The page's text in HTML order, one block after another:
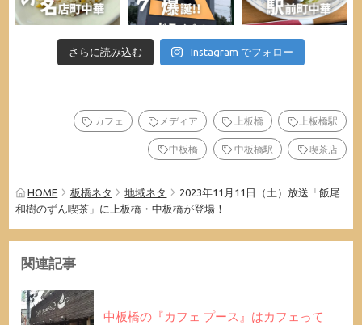
さらに読み込む Instagram でフォロー
カフェ メディア 上板橋 上板橋駅
中板橋 中板橋駅 喫茶店
HOME 板橋ネタ 地域ネタ
2023年11月11日（土）放送「飯尾
和樹のずん喫茶」に上板橋・中板橋が登場！
関連記事
中板橋の『カフェ プース』はカフェって